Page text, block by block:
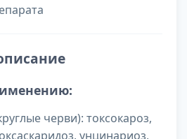
черви): токсокароз,
унцинариоз,